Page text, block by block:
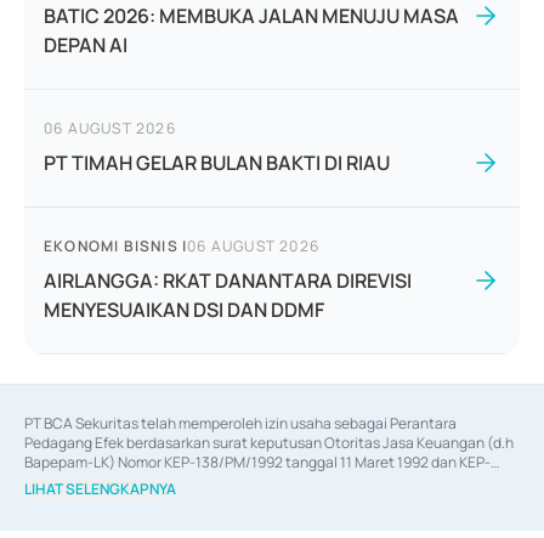
BATIC 2026: MEMBUKA JALAN MENUJU MASA
DEPAN AI
06 AUGUST 2026
PT TIMAH GELAR BULAN BAKTI DI RIAU
EKONOMI BISNIS |06 AUGUST 2026
AIRLANGGA: RKAT DANANTARA DIREVISI
MENYESUAIKAN DSI DAN DDMF
PT BCA Sekuritas telah memperoleh izin usaha sebagai Perantara
Pedagang Efek berdasarkan surat keputusan Otoritas Jasa Keuangan (d.h
Bapepam-LK) Nomor KEP-138/PM/1992 tanggal 11 Maret 1992 dan KEP-
06/D.04/2014 tanggal 28 Februari 2014, izin usaha sebagai Penjamin Emisi
Efek berdasarkan surat keputusan Otoritas Jasa Keuangan Nomor KEP-
LIHAT SELENGKAPNYA